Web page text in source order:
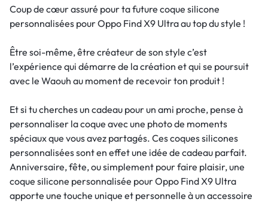
Coup de cœur assuré pour ta future coque silicone
personnalisées pour Oppo Find X9 Ultra au top du style !
Être soi-même, être créateur de son style c’est
l’expérience qui démarre de la création et qui se poursuit
avec le Waouh au moment de recevoir ton produit !
Et si tu cherches un cadeau pour un ami proche, pense à
personnaliser la coque avec une photo de moments
spéciaux que vous avez partagés. Ces coques silicones
personnalisées sont en effet une idée de cadeau parfait.
Anniversaire, fête, ou simplement pour faire plaisir, une
coque silicone personnalisée pour Oppo Find X9 Ultra
apporte une touche unique et personnelle à un accessoire